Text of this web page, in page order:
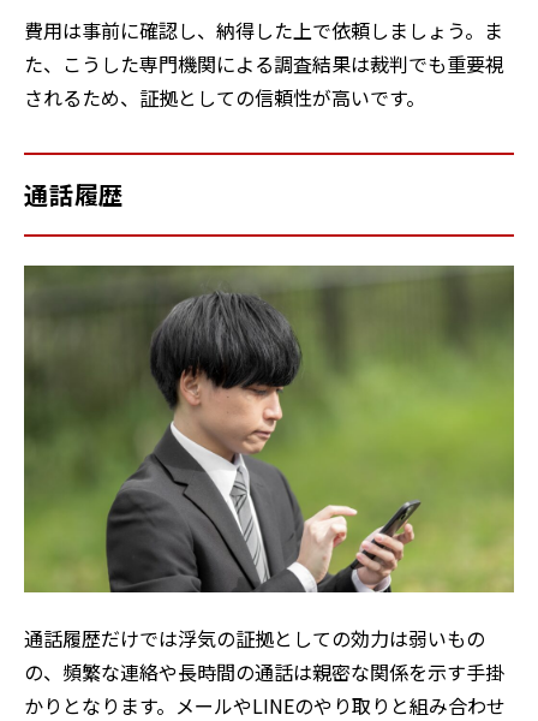
費用は事前に確認し、納得した上で依頼しましょう。ま
た、こうした専門機関による調査結果は裁判でも重要視
されるため、証拠としての信頼性が高いです。
通話履歴
通話履歴だけでは浮気の証拠としての効力は弱いもの
の、頻繁な連絡や長時間の通話は親密な関係を示す手掛
かりとなります。メールやLINEのやり取りと組み合わせ